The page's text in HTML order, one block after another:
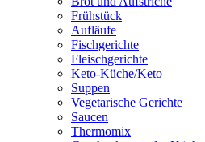
Frühstück
Aufläufe
Fischgerichte
Fleischgerichte
Keto-Küche/Keto
Suppen
Vegetarische Gerichte
Saucen
Thermomix